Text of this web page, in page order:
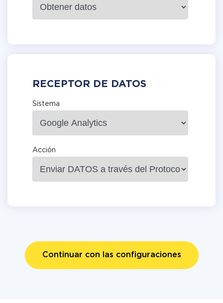
RECEPTOR DE DATOS
Sistema
Acción
Continuar con las configuraciones